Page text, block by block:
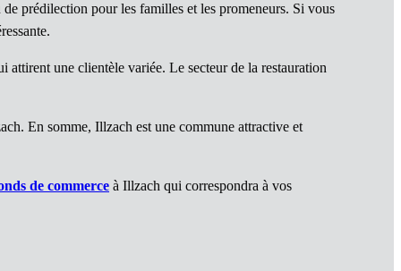
prédilection pour les familles et les promeneurs. Si vous
attirent une clientèle variée. Le secteur de la restauration
En somme, Illzach est une commune attractive et
de commerce à Illzach qui correspondra à vos